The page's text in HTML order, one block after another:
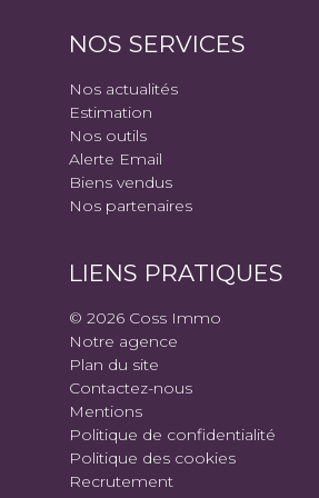
NOS SERVICES
Nos actualités
Estimation
Nos outils
Alerte Email
Biens vendus
Nos partenaires
LIENS PRATIQUES
© 2026 Coss Immo
Notre agence
Plan du site
Contactez-nous
Mentions
Politique de confidentialité
Politique des cookies
Recrutement